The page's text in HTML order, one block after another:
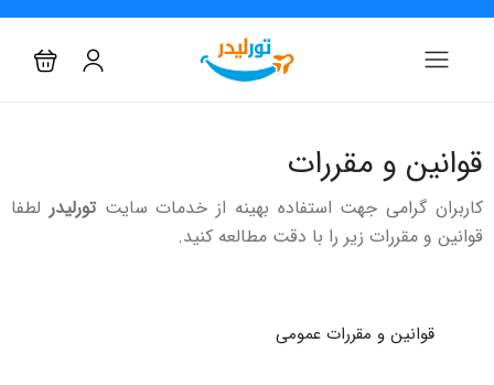
قوانین و مقررات
کاربران گرامی جهت استفاده بهینه از خدمات سایتتورلیدر لطفا
قوانین و مقررات زیر را با دقت مطالعه کنید.
قوانین و مقررات عمومی​